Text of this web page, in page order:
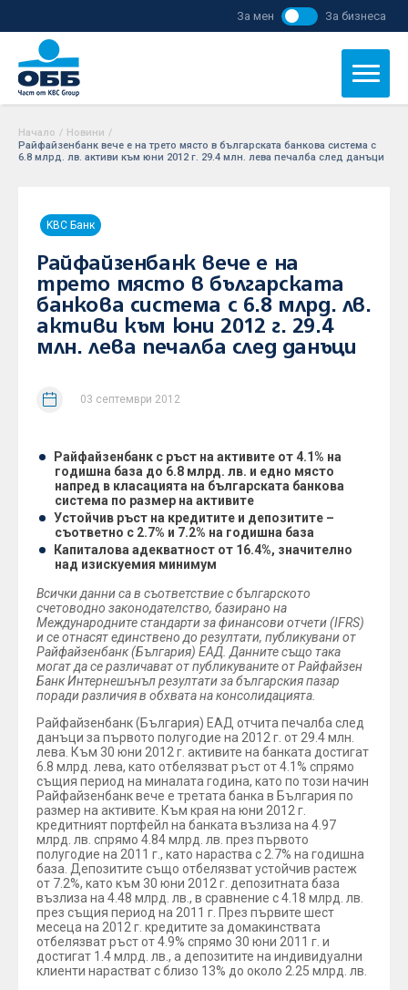
За мен За бизнеса
Начало / Новини /
Райфайзенбанк вече e на трето място в българската банкова система с
6.8 млрд. лв. активи към юни 2012 г. 29.4 млн. лева печалба след данъци
KBC Банк
Райфайзенбанк вече e на
трето място в българската
банкова система с 6.8 млрд. лв.
активи към юни 2012 г. 29.4
млн. лева печалба след данъци
03 септември 2012
Райфайзенбанк с ръст на активите от 4.1% на
годишна база до 6.8 млрд. лв. и едно място
напред в класацията на българската банкова
система по размер на активите
Устойчив ръст на кредитите и депозитите –
съответно с 2.7% и 7.2% на годишна база
Капиталова адекватност от 16.4%, значително
над изискуемия минимум
Всички данни са в съответствие с българското
счетоводно законодателство, базирано на
Международните стандарти за финансови отчети (IFRS)
и се отнасят единствено до резултати, публикувани от
Райфайзенбанк (България) ЕАД. Данните също така
могат да се различават от публикуваните от Райфайзен
Банк Интернешънъл резултати за българския пазар
поради различия в обхвата на консолидацията.
Райфайзенбанк (България) ЕАД отчита печалба след
данъци за първото полугодие на 2012 г. от 29.4 млн.
лева. Към 30 юни 2012 г. активите на банката достигат
6.8 млрд. лева, като отбелязват ръст от 4.1% спрямо
същия период на миналата година, като по този начин
Райфайзенбанк вече е третата банка в България по
размер на активите. Към края на юни 2012 г.
кредитният портфейл на банката възлиза на 4.97
млрд. лв. спрямо 4.84 млрд. лв. през първото
полугодие на 2011 г., като нараства с 2.7% на годишна
база. Депозитите също отбелязват устойчив растеж
от 7.2%, като към 30 юни 2012 г. депозитната база
възлиза на 4.48 млрд. лв., в сравнение с 4.18 млрд. лв.
през същия период на 2011 г. През първите шест
месеца на 2012 г. кредитите за домакинствата
отбелязват ръст от 4.9% спрямо 30 юни 2011 г. и
достигат 1.4 млрд. лв., а депозитите на индивидуални
клиенти нарастват с близо 13% до около 2.25 млрд. лв.